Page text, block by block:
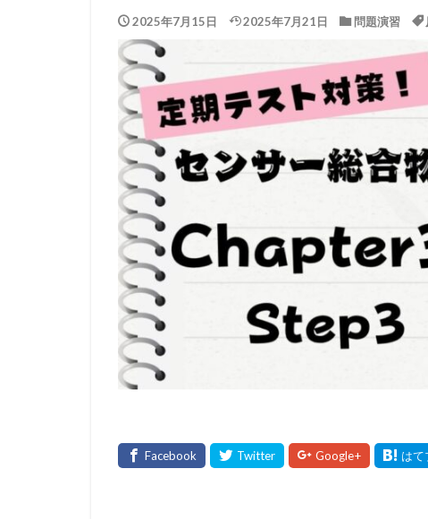
2025年7月15日 2025年7月21日 問題演習